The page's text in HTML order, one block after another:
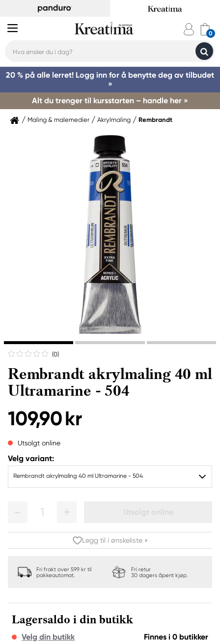
20 % på alle lerret! Logg inn for å benytte deg av tilbudet
»
Alt du trenger til kursstarten – handle her »
Maling & malemedier Akrylmaling Rembrandt
(0)
Rembrandt akrylmaling 40 ml
Ultramarine - 504
109,90 kr
Utsolgt online
Velg variant:
Rembrandt akrylmaling 40 ml Ultramarine - 504
1 Utsolgt online
Legg til i ønskeliste »
Fri frakt over 599 kr til
pakkeautomat.
Fri retur
30 dagers åpent kjøp.
Lagersaldo i din butikk
Velg din butikk Finnes i 0 butikker